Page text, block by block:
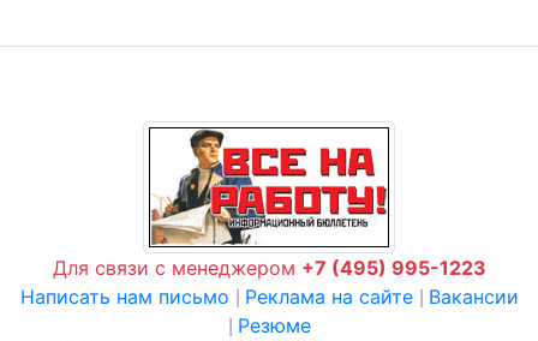
Для связи с менеджером +7 (495) 995-1223
Написать нам письмо
Реклама на сайте Вакансии
Резюме